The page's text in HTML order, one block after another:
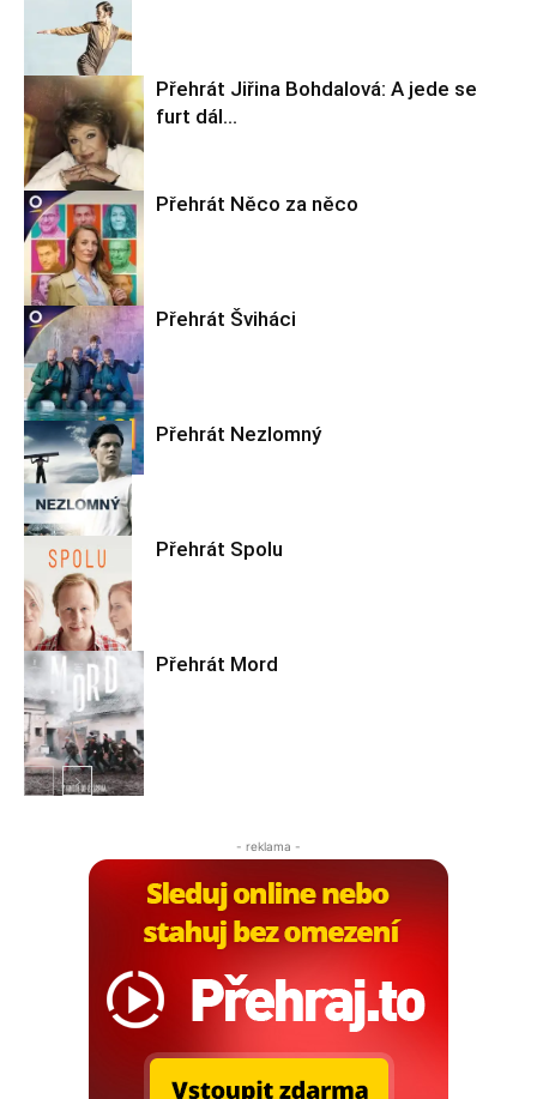
Filmové nebe
Filmové nebe
Filmové nebe
Přehrát Jiřina Bohdalová: A jede se
furt dál…
Filmové nebe
Přehrát Něco za něco
Filmové nebe
Přehrát Šviháci
Filmové nebe
Přehrát Nezlomný
Filmové nebe
Přehrát Spolu
Přehrát Mord
- reklama -